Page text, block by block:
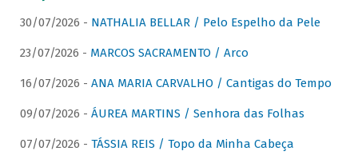
30/07/2026 - NATHALIA BELLAR / Pelo Espelho da Pele
23/07/2026 - MARCOS SACRAMENTO / Arco
16/07/2026 - ANA MARIA CARVALHO / Cantigas do Tempo
09/07/2026 - ÁUREA MARTINS / Senhora das Folhas
07/07/2026 - TÁSSIA REIS / Topo da Minha Cabeça